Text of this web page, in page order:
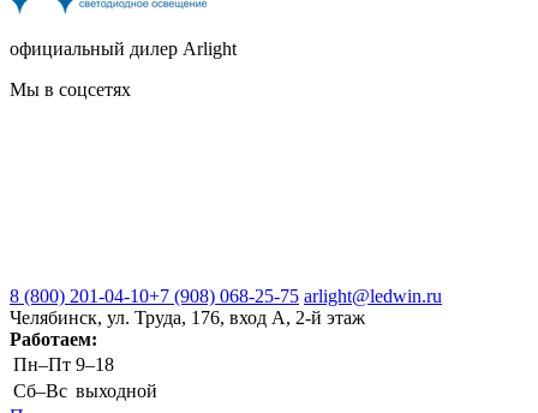
официальный дилер Arlight
Мы в соцсетях
8 (800) 201-04-10+7 (908) 068-25-75 arlight@ledwin.ru
Челябинск, ул. Труда, 176, вход А, 2-й этаж
Работаем:
Пн–Пт 9–18
Сб–Вс выходной